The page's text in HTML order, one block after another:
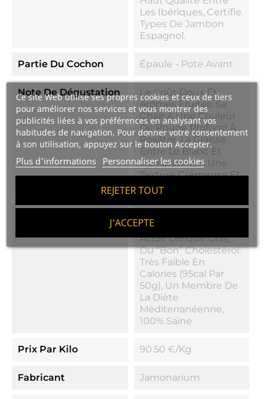
Ce site Web utilise ses propres cookies et ceux de tiers
pour améliorer nos services et vous montrer des
publicités liées à vos préférences en analysant vos
habitudes de navigation. Pour donner votre consentement
à son utilisation, appuyez sur le bouton Accepter.
Plus d'informations Personnaliser les cookies
REJETER TOUT
J'ACCEPTE
Les Ibériques, Certifie.
Types De Jambon
Espagnol.
Partie Du Cochon Épaule - Pote Avant
Note De Dégustation
Le Goût Doux Et
Arômes Fruités. Sa
Chair A Une Couleur
De Rouge Profond À
Rosâtre, La Graisse
Entre Le Blanc Et
Transparent A Une
Texture Crémeuse Et
Une Saveur Intense.
Vitamines B Et En
Acide Oléique Gras,
Du “bon” Cholestérol.
Très Faible En
Calories (95cal Par
50g), Un Membre De
La Diète
Méditerranéenne,
100% Saine
Prix Par Kilo 90.50 €/kg
Fabricant Jamonarium